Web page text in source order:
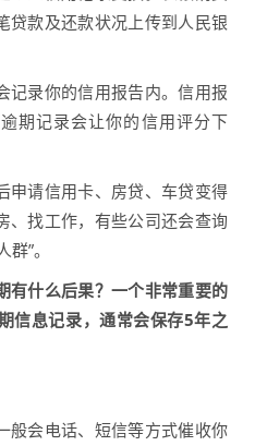
贷款及还款状况上传到人民银
记录你的信用报告内。信用报
期记录会让你的信用评分下
申请信用卡、房贷、车贷变得
、找工作，有些公司还会查询
”。
有什么后果？一个非常重要的
信息记录，通常会保存5年之
般会电话、短信等方式催收你